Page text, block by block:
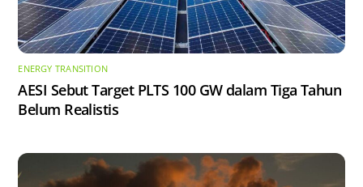
ENERGY TRANSITION
AESI Sebut Target PLTS 100 GW dalam Tiga Tahun
Belum Realistis